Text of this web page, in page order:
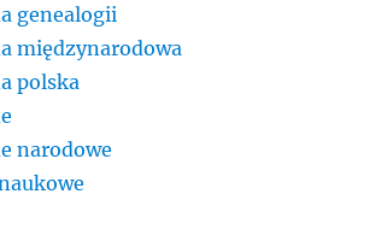
genealogii
międzynarodowa
polska
narodowe